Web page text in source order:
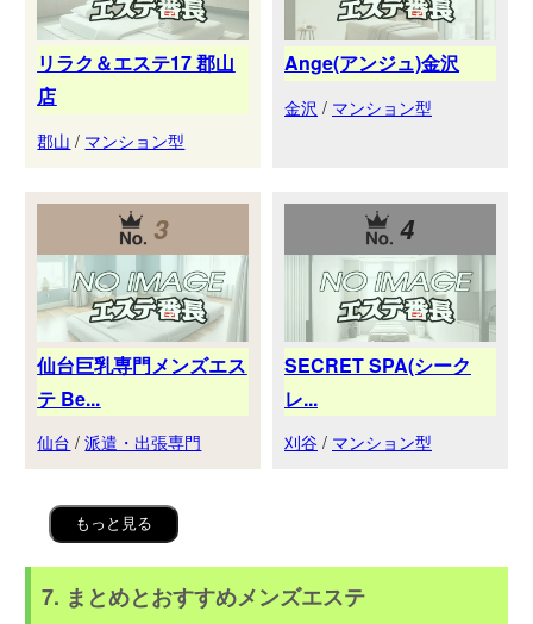
リラク＆エステ17 郡山
店
郡山 / マンション型
Ange(アンジュ)金沢
金沢 / マンション型
3
仙台巨乳専門メンズエス
テ Be...
仙台 /派遣・出張専門
4
SECRET SPA(シーク
レ...
刈谷 / マンション型
もっと見る
7. まとめとおすすめメンズエステ